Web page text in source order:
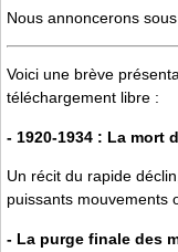
Nous annoncerons
Voici une brève
téléchargement libre :
- 1920-1934 : La mort
Un récit du rapide
puissants mouvements
- La purge finale des